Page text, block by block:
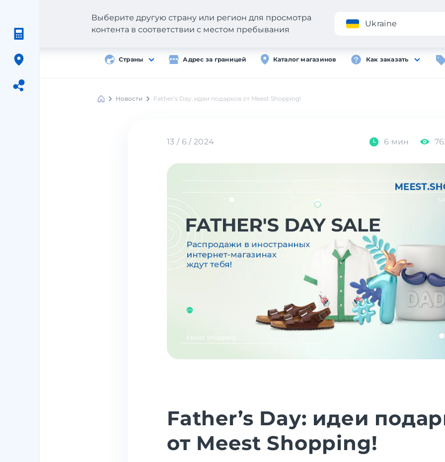
Страны Адрес за границей Каталог магазинов Как заказать
Выберите другую страну или регион для просмотра
контента в соответствии с местом пребывания
Ukraine
Meest
Новости Father’s Day: идеи подарков от Meest Shopping!
13 / 6 / 2024 6 мин
Father’s Day: идеи
от Meest Shopping!